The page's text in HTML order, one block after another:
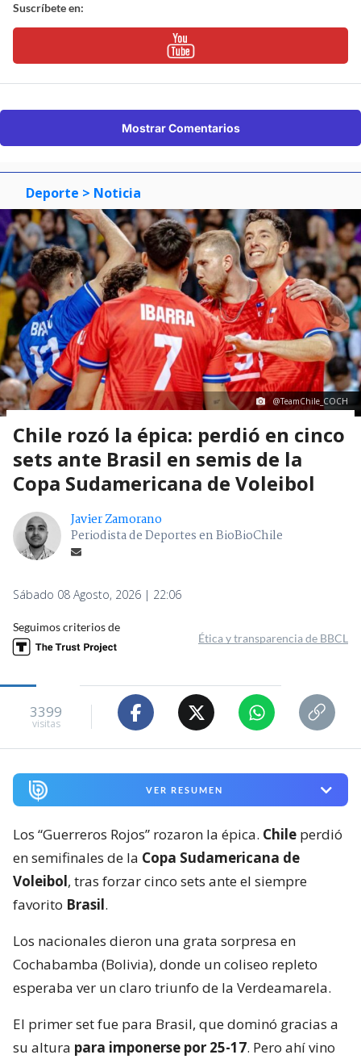
Suscríbete en:
Mostrar Comentarios
Deporte > Noticia
@TeamChile_COCH
Chile rozó la épica: perdió en cinco
sets ante Brasil en semis de la
Copa Sudamericana de Voleibol
Javier Zamorano
Periodista de Deportes en BioBioChile
Sábado 08 Agosto, 2026 | 22:06
Seguimos criterios de
Ética y transparencia de BBCL
3399
visitas
VER RESUMEN
Los “Guerreros Rojos” rozaron la épica. Chile perdió
en semifinales de la Copa Sudamericana de
Voleibol, tras forzar cinco sets ante el siempre
favorito Brasil.
Los nacionales dieron una grata sorpresa en
Cochabamba (Bolivia), donde un coliseo repleto
esperaba ver un claro triunfo de la Verdeamarela.
El primer set fue para Brasil, que dominó gracias a
su altura para imponerse por 25-17. Pero ahí vino